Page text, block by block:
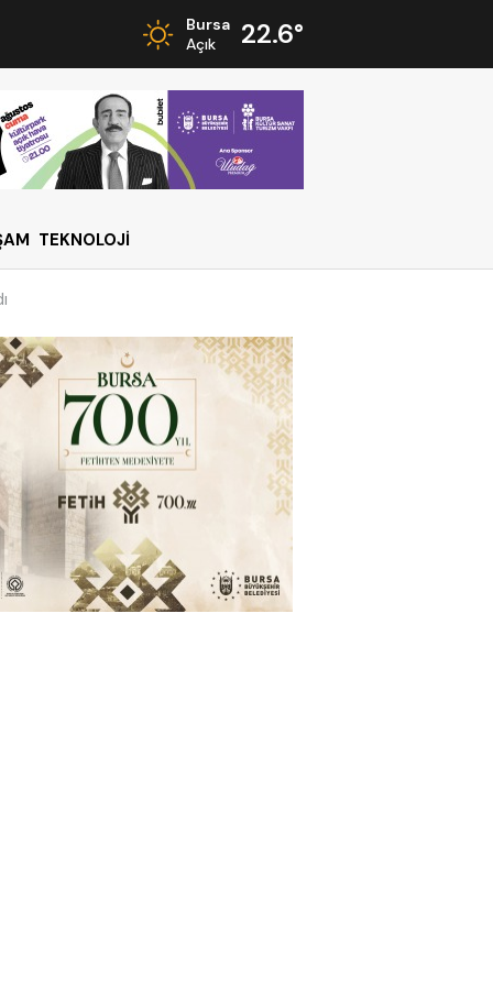
Bursa
Açık
22.6°
TEKNOLOJİ